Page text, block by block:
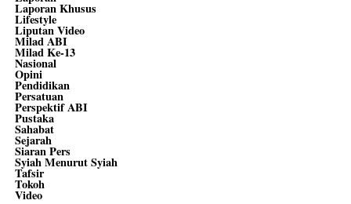
Laporan Khusus
Lifestyle
Liputan Video
Milad ABI
Milad Ke-13
Nasional
Opini
Pendidikan
Persatuan
Perspektif ABI
Pustaka
Sahabat
Sejarah
Siaran Pers
Syiah Menurut Syiah
Tafsir
Tokoh
Video